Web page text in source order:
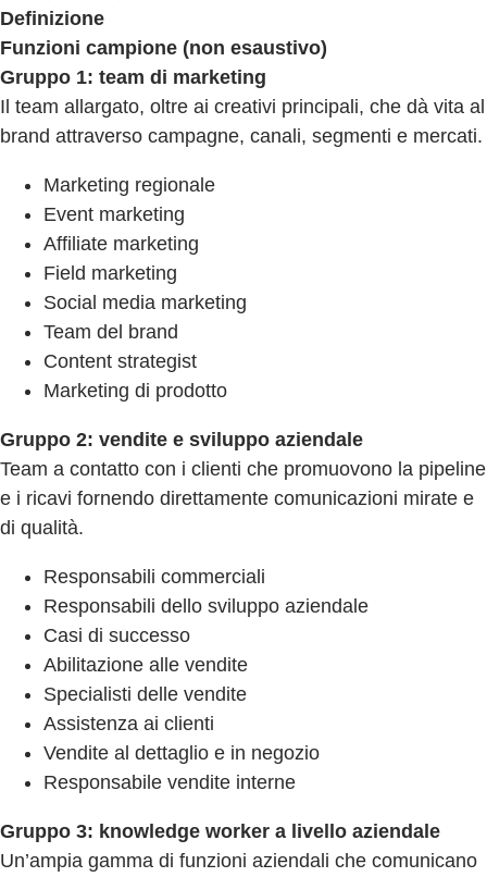
Definizione
Funzioni campione (non esaustivo)
Gruppo 1: team di marketing
Il team allargato, oltre ai creativi principali, che dà vita al
brand attraverso campagne, canali, segmenti e mercati.
Marketing regionale
Event marketing
Affiliate marketing
Field marketing
Social media marketing
Team del brand
Content strategist
Marketing di prodotto
Gruppo 2: vendite e sviluppo aziendale
Team a contatto con i clienti che promuovono la pipeline
e i ricavi fornendo direttamente comunicazioni mirate e
di qualità.
Responsabili commerciali
Responsabili dello sviluppo aziendale
Casi di successo
Abilitazione alle vendite
Specialisti delle vendite
Assistenza ai clienti
Vendite al dettaglio e in negozio
Responsabile vendite interne
Gruppo 3: knowledge worker a livello aziendale
Un’ampia gamma di funzioni aziendali che comunicano